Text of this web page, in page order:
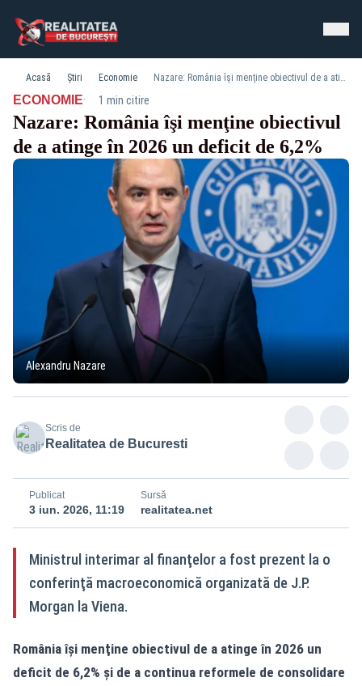
Acasă Știri Economie Nazare: România îşi menţine obiectivul de a atinge în 2026 un deficit de 6,2%
ECONOMIE· 1 min citire
Nazare: România îşi menţine obiectivul
de a atinge în 2026 un deficit de 6,2%
Alexandru Nazare
Scris de
Realitatea de Bucuresti
Publicat
3 iun. 2026, 11:19
Sursă
realitatea.net
Ministrul interimar al finanţelor a fost prezent la o
conferinţă macroeconomică organizată de J.P.
Morgan la Viena.
România îşi menţine obiectivul de a atinge în 2026 un
deficit de 6,2% şi de a continua reformele de consolidare